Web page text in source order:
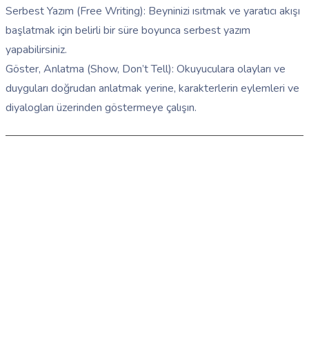
Serbest Yazım (Free Writing): Beyninizi ısıtmak ve yaratıcı akışı
başlatmak için belirli bir süre boyunca serbest yazım
yapabilirsiniz.
Göster, Anlatma (Show, Don’t Tell): Okuyuculara olayları ve
duyguları doğrudan anlatmak yerine, karakterlerin eylemleri ve
diyalogları üzerinden göstermeye çalışın.